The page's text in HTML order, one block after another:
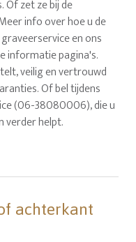
Of zet ze bij de
info over hoe u de
en ons
informatie pagina's.
veilig en vertrouwd
Of bel tijdens
(06-38080006), die u
verder helpt.
achterkant